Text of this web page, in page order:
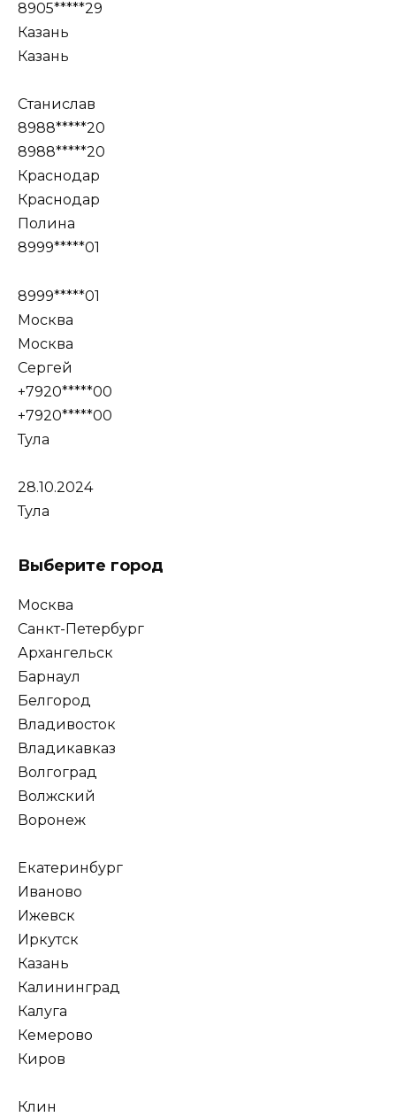
8905*****29
Казань
Казань
Станислав
8988*****20
8988*****20
Краснодар
Краснодар
Полина
8999*****01
8999*****01
Москва
Москва
Сергей
+7920*****00
+7920*****00
Тула
28.10.2024
Тула
Выберите город
Москва
Санкт-Петербург
Архангельск
Барнаул
Белгород
Владивосток
Владикавказ
Волгоград
Волжский
Воронеж
Екатеринбург
Иваново
Ижевск
Иркутск
Казань
Калининград
Калуга
Кемерово
Киров
Клин